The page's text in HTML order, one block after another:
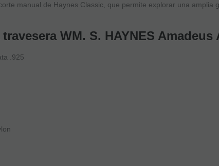
manual de Haynes Classic, que permite explorar una amplia
WM. S. HAYNES Amadeus
.925